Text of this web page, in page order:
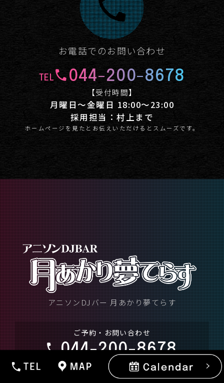
お電話でのお問い合わせ
TEL 044-200-8678
【受付時間】
月曜日～金曜日 18:00～23:00
採用担当：村上まで
ホームページを見たとお伝えいただけるとスムーズです。
アニソンDJバー 月あかり夢てらす
ご予約・お問い合わせ
044-200-8678
ホームページを見たと
お伝えいただけるとスムーズです。